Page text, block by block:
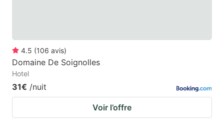
4.5 (106 avis)
Domaine De Soignolles
Hotel
31€ /nuit
Voir l’offre